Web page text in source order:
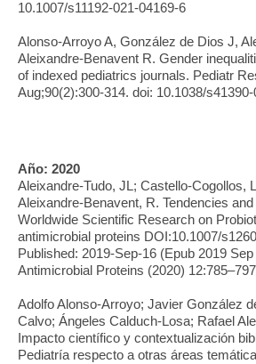
10.1007/s11192-021-04169-6
Alonso-Arroyo A, González de Dios J,
Aleixandre-Benavent R. Gender
of indexed pediatrics journals. Pediatr
Aug;90(2):300-314. doi: 10.1038/
Año: 2020
Aleixandre-Tudo, JL; Castello-Cogollos,
Aleixandre-Benavent, R. Tendencies
Worldwide Scientific Research on
antimicrobial proteins DOI:10.1007/
Published: 2019-Sep-16 (Epub 2019
Antimicrobial Proteins (2020)
Adolfo Alonso-Arroyo; Javier González
Calvo; Ángeles Calduch-Losa; Rafael
Impacto científico y contextualización
Pediatría respecto a otras áreas